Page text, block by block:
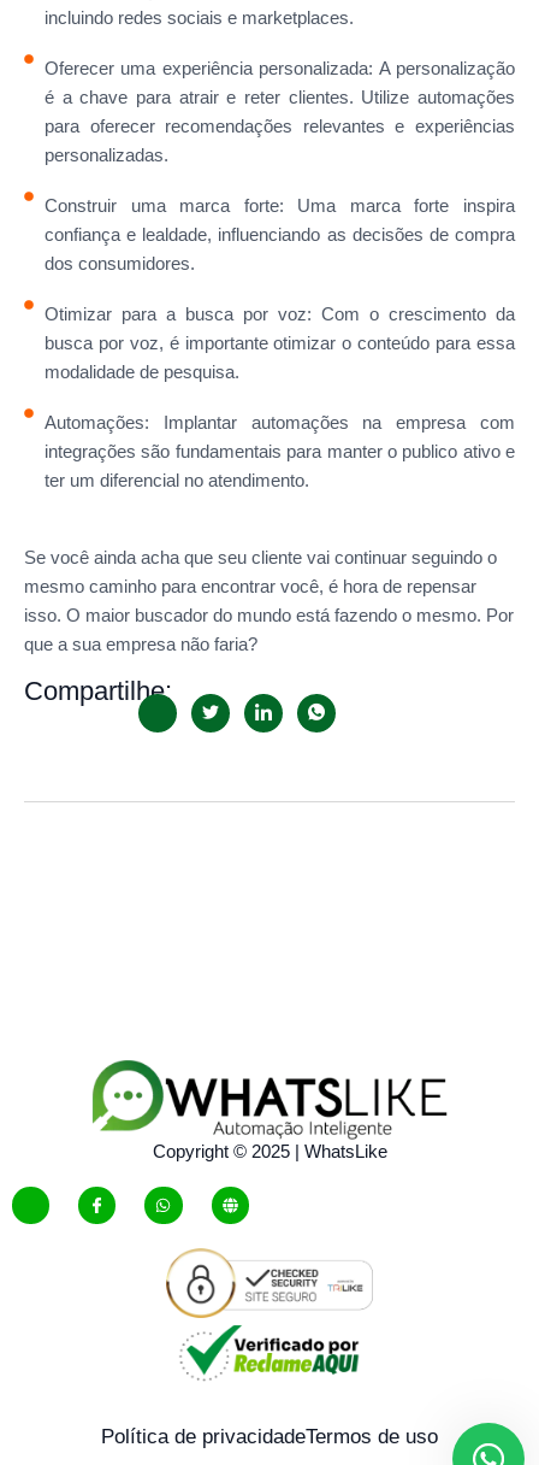
incluindo redes sociais e marketplaces.
Oferecer uma experiência personalizada: A personalização
é a chave para atrair e reter clientes. Utilize automações
para oferecer recomendações relevantes e experiências
personalizadas.
Construir uma marca forte: Uma marca forte inspira
confiança e lealdade, influenciando as decisões de compra
dos consumidores.
Otimizar para a busca por voz: Com o crescimento da
busca por voz, é importante otimizar o conteúdo para essa
modalidade de pesquisa.
Automações: Implantar automações na empresa com
integrações são fundamentais para manter o publico ativo e
ter um diferencial no atendimento.
Se você ainda acha que seu cliente vai continuar seguindo o
mesmo caminho para encontrar você, é hora de repensar
isso. O maior buscador do mundo está fazendo o mesmo. Por
que a sua empresa não faria?
Compartilhe:
Copyright © 2025 | WhatsLike
Política de privacidadeTermos de uso